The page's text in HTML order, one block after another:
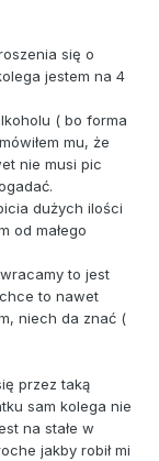
się o
jestem na 4
( bo forma
mu, że
nie musi pic
dużych ilości
od małego
to jest
to nawet
niech da znać (
przez taką
sam kolega nie
na stałe w
jakby robił mi